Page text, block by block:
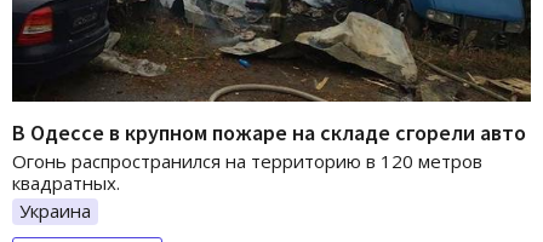
В Одессе в крупном пожаре на складе сгорели авто
Огонь распространился на территорию в 120 метров
квадратных.
Украина